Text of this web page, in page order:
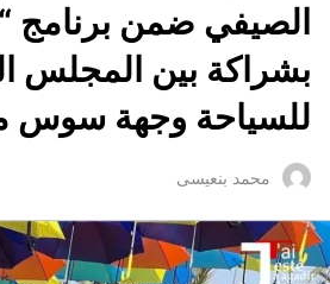
الصيفي ضمن برنامج
بشراكة بين المجلس
للسياحة وجهة سوس
محمد بنعيسى